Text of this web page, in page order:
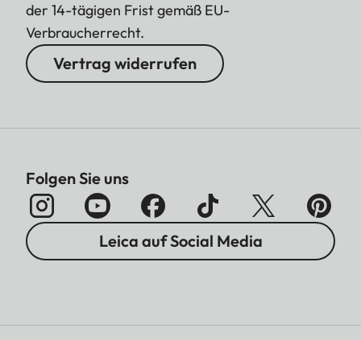
der 14-tägigen Frist gemäß EU-
Verbraucherrecht.
Vertrag widerrufen
Folgen Sie uns
Leica auf Social Media